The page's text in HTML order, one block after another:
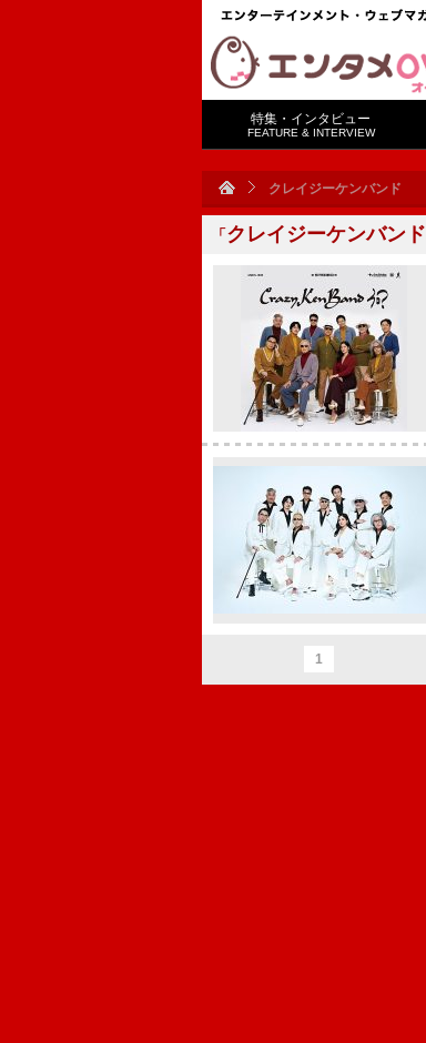
特集・インタビュー
FEATURE & INTERVIEW
クレイジーケンバンド
「クレイジーケンバンド
1